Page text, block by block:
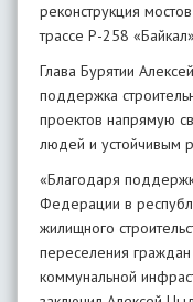
реконструкция
трассе Р-258
Глава Бурятии
поддержка
проектов напрямую
людей и устойчивым
«Благодаря
Федерации в
жилищного
переселения
коммунальной